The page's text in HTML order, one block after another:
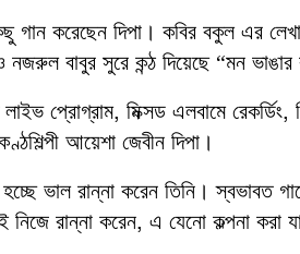
গান করেছেন দিপা। কবির বকুল এর
বাবুর সুরে কন্ঠ দিয়েছে “মন ভাঙার
লাইভ প্রোগ্রাম, মিক্সড এলবামে
আয়েশা জেবীন দিপা।
ভাল রান্না করেন তিনি। স্বভাবত
রান্না করেন, এ যেনো কল্পনা করা